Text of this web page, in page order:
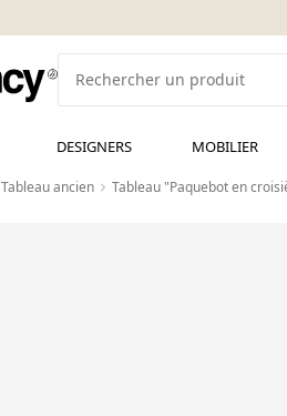
DESIGNERS MOBILIER
Tableau ancien Tableau "Paquebot en